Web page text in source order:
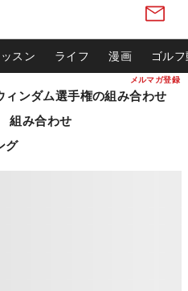
メルマガ登録
スン ライフ 漫画 ゴル
ンダム選手権の組み合わせ
組み合わせ
グ